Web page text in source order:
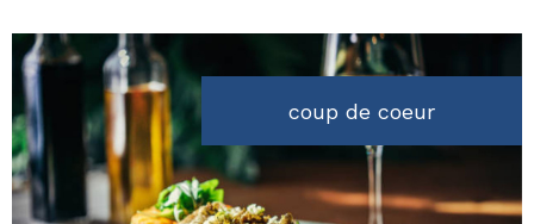
coup de coeur
voir le